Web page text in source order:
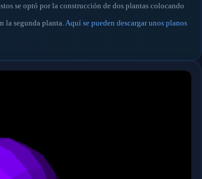
se optó por la construcción de dos plantas colocando
la segunda planta. Aquí se pueden descargar unos planos